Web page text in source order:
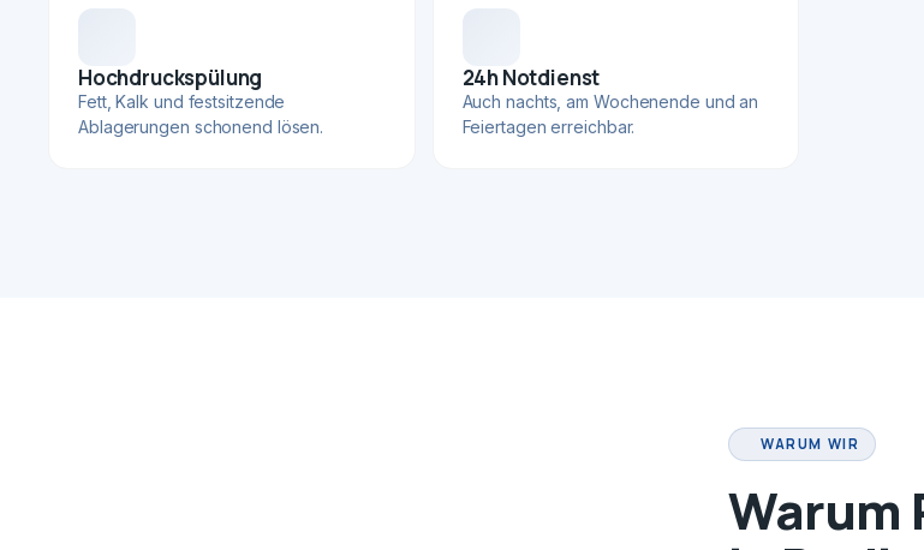
Hochdruckspülung
Fett, Kalk und festsitzende
Ablagerungen schonend lösen.
24h Notdienst
Auch nachts, am Wochenende und an
Feiertagen erreichbar.
WARUM WIR
Warum